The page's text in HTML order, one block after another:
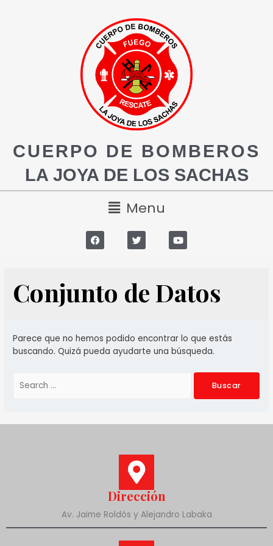
CUERPO DE BOMBEROS
LA JOYA DE LOS SACHAS
Menu
Conjunto de Datos
Parece que no hemos podido encontrar lo que estás
buscando. Quizá pueda ayudarte una búsqueda.
Dirección
Av. Jaime Roldós y Alejandro Labaka